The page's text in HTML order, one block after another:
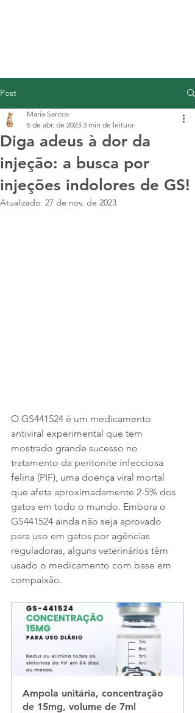
Post
Diga adeus à dor da
injeção: a busca por
injeções indolores de GS!
Maria Santos
6 de abr. de 2023 3 min de leitura
Atualizado: 27 de nov. de 2023
O GS441524 é um medicamento
antiviral experimental que tem
mostrado grande sucesso no
tratamento da peritonite infecciosa
felina (PIF), uma doença viral mortal
que afeta aproximadamente 2-5% dos
gatos em todo o mundo. Embora o
GS441524 ainda não seja aprovado
para uso em gatos por agências
reguladoras, alguns veterinários têm
usado o medicamento com base em
compaixão.
Ampola unitária, concentração
de 15mg, volume de 7ml